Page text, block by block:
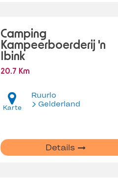
Camping
Kampeerboerderij 'n
Ibink
20.7 Km
Karte
Ruurlo
Gelderland
Details